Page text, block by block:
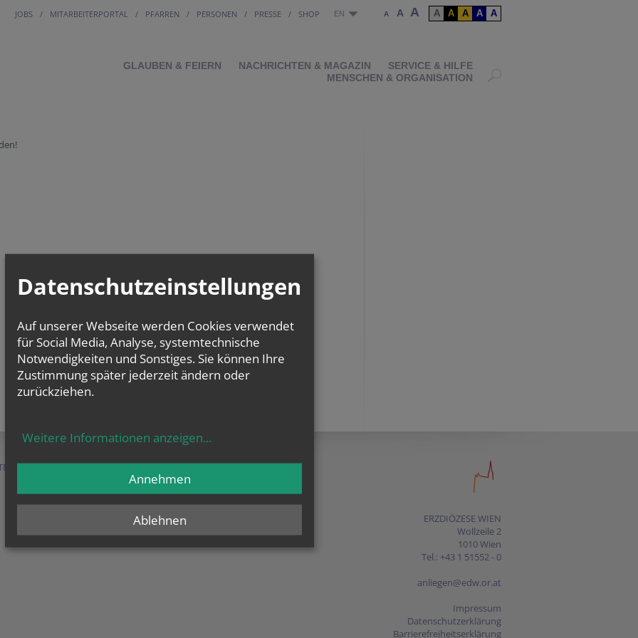
JOBS MITARBEITERPORTAL PFARREN PERSONEN PRESSE SHOP EN A A A A A A A A
GLAUBEN & FEIERN NACHRICHTEN & MAGAZIN
SERVICE & HILFE
MENSCHEN & ORGANISATION
&
SERVICE &
MENSCHEN &
ERZDIÖZESE WIEN
Wollzeile 2
1010 Wien
Tel.: +43 1 51552 - 0
anliegen@edw.or.at
Impressum
Datenschutzerklärung
Barrierefreiheitserklärung
Datenschutzeinstellungen
Auf unserer Webseite werden Cookies verwendet
für Social Media, Analyse, systemtechnische
Notwendigkeiten und Sonstiges. Sie können Ihre
Zustimmung später jederzeit ändern oder
zurückziehen.
Weitere Informationen anzeigen...
Ablehnen
Annehmen